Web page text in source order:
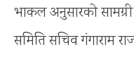
भाकल अनुसारको
समिति सचिव गंगाराम